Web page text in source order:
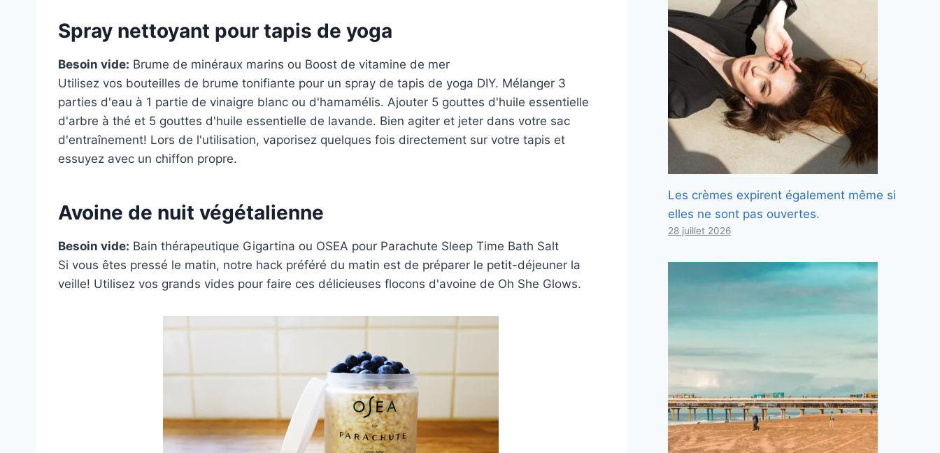
Spray nettoyant pour tapis de yoga
Besoin vide: Brume de minéraux marins ou Boost de vitamine de mer
Utilisez vos bouteilles de brume tonifiante pour un spray de tapis de yoga DIY. Mélanger 3
parties d'eau à 1 partie de vinaigre blanc ou d'hamamélis. Ajouter 5 gouttes d'huile essentielle
d'arbre à thé et 5 gouttes d'huile essentielle de lavande. Bien agiter et jeter dans votre sac
d'entraînement! Lors de l'utilisation, vaporisez quelques fois directement sur votre tapis et
essuyez avec un chiffon propre.
Avoine de nuit végétalienne
Besoin vide: Bain thérapeutique Gigartina ou OSEA pour Parachute Sleep Time Bath Salt
Si vous êtes pressé le matin, notre hack préféré du matin est de préparer le petit-déjeuner la
veille! Utilisez vos grands vides pour faire ces délicieuses flocons d'avoine de Oh She Glows.
Les crèmes expirent également même si
elles ne sont pas ouvertes.
28 juillet 2026